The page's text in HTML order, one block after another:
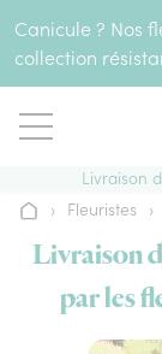
Canicule ? Nos
collection
Livraison
Accueil
› Fleuristes ›
Livraison
par les